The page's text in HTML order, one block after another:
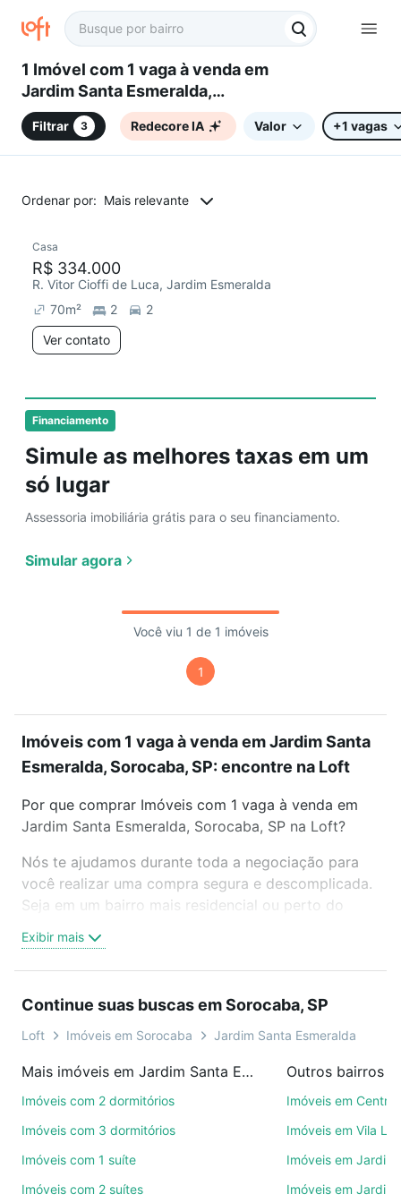
1 Imóvel com 1 vaga à venda em
Jardim Santa Esmeralda,
Sorocaba, SP
Filtrar 3 Redecore IA Valor +1 vagas
Ordenar por: Mais relevante
Financiamento
Simule as melhores taxas em um
só lugar
Assessoria imobiliária grátis para o seu financiamento.
Simular agora
Casa
R$ 334.000
R. Vitor Cioffi de Luca, Jardim Esmeralda
70m² 2
2
Ver contato
Você viu 1 de 1 imóveis
1
Imóveis com 1 vaga à venda em Jardim Santa
Esmeralda, Sorocaba, SP: encontre na Loft
Por que comprar Imóveis com 1 vaga à venda em
Jardim Santa Esmeralda, Sorocaba, SP na Loft?
Nós te ajudamos durante toda a negociação para
você realizar uma compra segura e descomplicada.
Seja em um bairro mais residencial ou perto do
oferta ideal de Imóveis com 1 vaga à venda em
Jardim Santa Esmeralda, Sorocaba, SP para
ou por videochamada, é grátis, sem compromisso e
você ainda conta com mais de 46 mil corretores e
de imóveis.
ruas, bairros e até condomínios favoritos. Você
também pode usar os filtros como quantidade de
Exibir mais
Continue suas buscas em Sorocaba, SP
Loft Imóveis em Sorocaba Jardim Santa Esmeralda
Mais imóveis em Jardim Santa Esmeralda
Imóveis com 2 dormitórios
Imóveis com 3 dormitórios
Imóveis com 1 suíte
Imóveis com 2 suítes
Outros bairros
Imóveis em Centro
Imóveis em Vila
Imóveis em Jardim
Imóveis em Jardim